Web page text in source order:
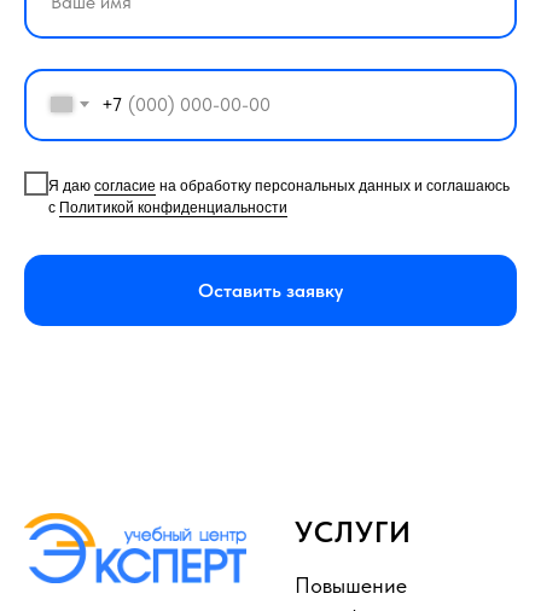
+7
Я даю согласие на обработку персональных данных и соглашаюсь
с Политикой конфиденциальности
Оставить заявку
УСЛУГИ
Повышение